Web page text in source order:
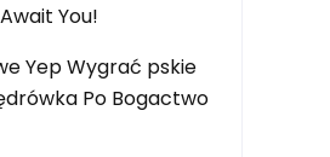
You!
Yep Wygrać pskie
Po Bogactwo